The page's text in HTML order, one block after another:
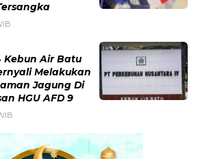
Kebun Air Batu
Melakukan
Jagung Di
HGU AFD 9